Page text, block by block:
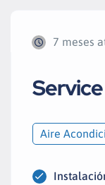
7 meses
Aire